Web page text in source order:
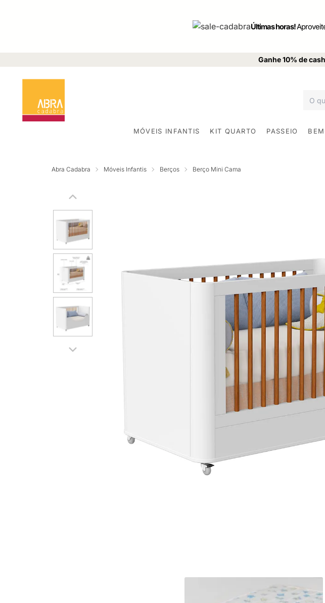
Últimas horas!
Ganhe 10% de
MÓVEIS INFANTIS KIT QUARTO PASSEIO
Abra Cadabra Móveis Infantis Berços Berço Mini Cama